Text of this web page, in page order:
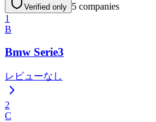
Verified only 5 companies
1
B
Bmw Serie3
レビューなし
2
C